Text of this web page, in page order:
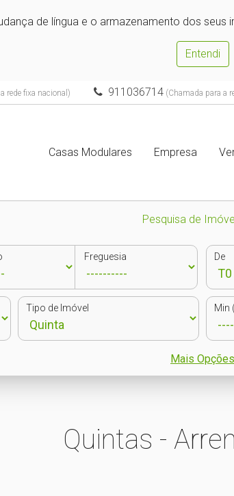
de língua e o armazenamento dos
Entendi
rede fixa nacional) 911036714(Chamada para a
Casas Modulares Empresa
Pesquisa de
Freguesia De
Tipo de Imóvel Min
Mais Opções
Quintas -